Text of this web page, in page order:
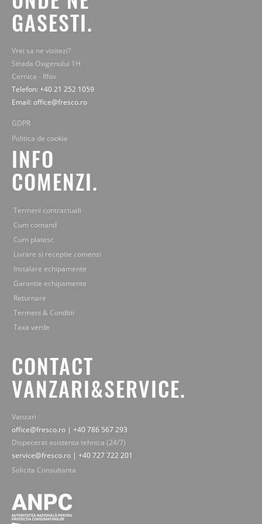
GASESTI.
Vrei sa ne vizitezi?
Strada Oxigenului 1H
Cernica - Ilfov
Telefon: +40 21 252 1059
Email: office@fresco.ro
GDPR
Politica de cookie
INFO
COMENZI.
Termeni contractuali
Cum comand
Cum platesc
Livrare si receptie comenzi
Instalare echipamente
Garantie echipamente
Returnare
Termeni & Conditii
Taxa verde
CONTACT
VANZARI&SERVICE.
Vanzari
office@fresco.ro | +40 786 567 293
Dispecerat asistenta tehnica (24/7)
service@fresco.ro | +40 727 722 201
Solicita Consultanta